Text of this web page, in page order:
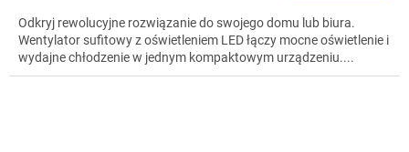
Odkryj rewolucyjne rozwiązanie do swojego domu lub biura.
Wentylator sufitowy z oświetleniem LED łączy mocne oświetlenie i
wydajne chłodzenie w jednym kompaktowym urządzeniu....